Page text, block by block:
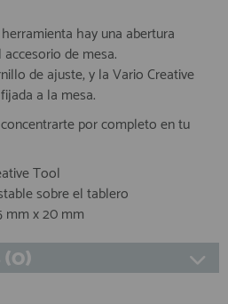
hay una abertura
de mesa.
de ajuste, y la Vario Creative
a la mesa.
por completo en tu
Tool
sobre el tablero
mm x 20 mm
(0)